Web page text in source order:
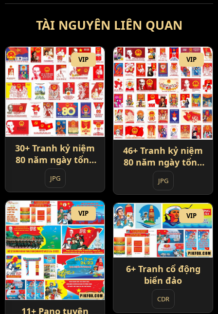
TÀI NGUYÊN LIÊN QUAN
VIP
30+ Tranh kỷ niệm
80 năm ngày tổng
tuyển cử đầu tiên
1946-2026
JPG
VIP
46+ Tranh kỷ niệm
80 năm ngày tổng
tuyển cử đầu tiên
1946-2026
JPG
VIP
11+ Pano tuyên
VIP
6+ Tranh cổ động
biển đảo
CDR